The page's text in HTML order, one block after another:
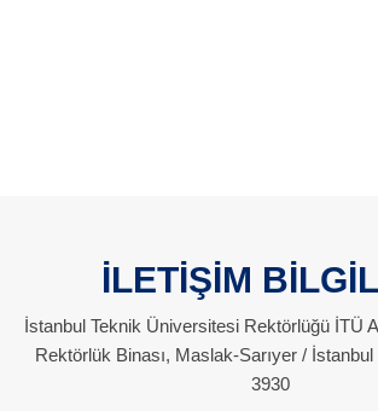
İLETİŞİM
İstanbul Teknik Üniversitesi Rektörlüğü İTÜ
Rektörlük Binası, Maslak-Sarıyer /
3930